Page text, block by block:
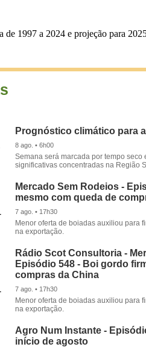
1997 a 2024 e projeção para
Prognóstico climático para
8 ago. • 6h00
Semana será marcada por tempo
significativas concentradas na Região
Mercado Sem Rodeios -
mesmo com queda de
7 ago. • 17h30
Menor oferta de boiadas auxiliou para
na exportação.
Rádio Scot Consultoria -
Episódio 548 - Boi gordo
compras da China
7 ago. • 17h30
Menor oferta de boiadas auxiliou para
na exportação.
Agro Num Instante -
início de agosto